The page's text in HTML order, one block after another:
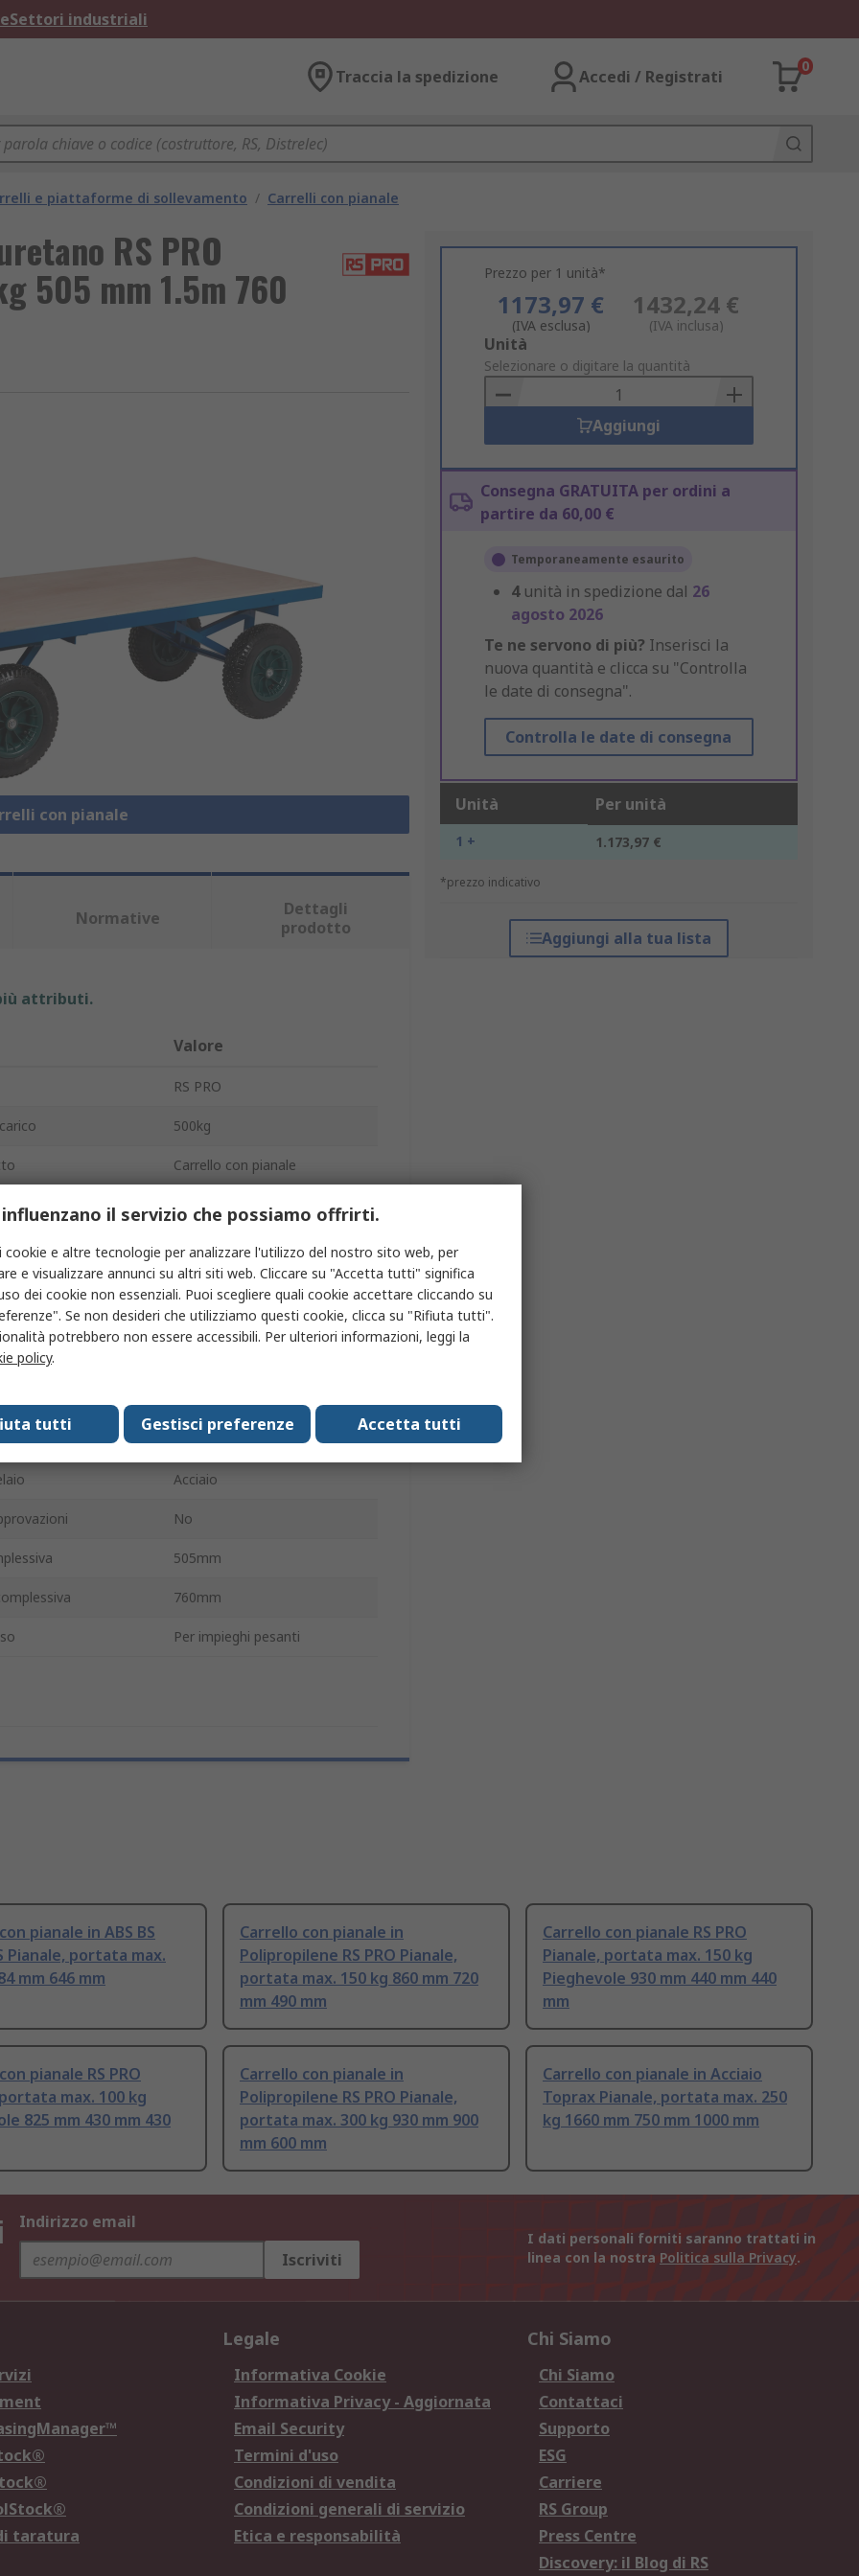
Settori industriali
Traccia la spedizione Accedi / Registrati
0
e piattaforme di sollevamento / Carrelli con pianale
RS PRO
505 mm 1.5m 760
con pianale
Prezzo per 1 unità*
1173,97 €
(IVA esclusa)
1432,24 €
(IVA inclusa)
Add
to
Basket
Unità
Selezionare o digitare la quantità
Aggiungi
Consegna GRATUITA per ordini a
partire da 60,00 €
Temporaneamente esaurito
4 unità in spedizione dal 26
agosto 2026
Te ne servono di più? Inserisci la
nuova quantità e clicca su "Controlla
le date di consegna".
Controlla le date di consegna
Unità Per unità
1 + 1.173,97 €
*prezzo indicativo
Aggiungi alla tua lista
Normative
Dettagli
prodotto
attributi.
Valore
RS PRO
500kg
Carrello con pianale
Pianale
Poliuretano
1
400mm
1.5m
No
Acciaio
No
505mm
760mm
Per impieghi pesanti
pianale in ABS BS
Pianale, portata max.
mm 646 mm
Carrello con pianale in
Polipropilene RS PRO Pianale,
portata max. 150 kg 860 mm 720
mm 490 mm
Carrello con pianale RS PRO
Pianale, portata max. 150 kg
Pieghevole 930 mm 440 mm 440
mm
pianale RS PRO
max. 100 kg
825 mm 430 mm 430
Carrello con pianale in
Polipropilene RS PRO Pianale,
portata max. 300 kg 930 mm 900
mm 600 mm
Carrello con pianale in Acciaio
Toprax Pianale, portata max. 250
kg 1660 mm 750 mm 1000 mm
Indirizzo email
Iscriviti
I dati personali forniti saranno trattati in
linea con la nostra Politica sulla Privacy.
taratura
Legale
Informativa Cookie
Informativa Privacy - Aggiornata
Email Security
Termini d'uso
Condizioni di vendita
Condizioni generali di servizio
Etica e responsabilità
Chi Siamo
Chi Siamo
Contattaci
Supporto
ESG
Carriere
RS Group
Press Centre
Discovery: il Blog di RS
il servizio che possiamo offrirti.
cookie e altre tecnologie per analizzare l'utilizzo del nostro sito web, per
e visualizzare annunci su altri siti web. Cliccare su "Accetta tutti" significa
dei cookie non essenziali. Puoi scegliere quali cookie accettare cliccando su
Se non desideri che utilizziamo questi cookie, clicca su "Rifiuta tutti".
potrebbero non essere accessibili. Per ulteriori informazioni, leggi la
policy.
Accetta tutti
Gestisci preferenze
tutti